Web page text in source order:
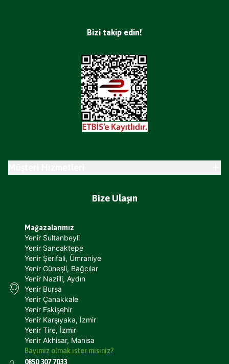
Bizi takip edin!
Bize Ulaşın
Mağazalarımız
Yenir Sultanbeyli
Yenir Sancaktepe
Yenir Şerifali, Ümraniye
Yenir Güneşli, Bağcılar
Yenir Nazilli, Aydın
Yenir Bursa
Yenir Çanakkale
Yenir Eskişehir
Yenir Karşıyaka, İzmir
Yenir Tire, İzmir
Yenir Akhisar, Manisa
Bayimiz olmak ister misiniz?
0850 307 7033